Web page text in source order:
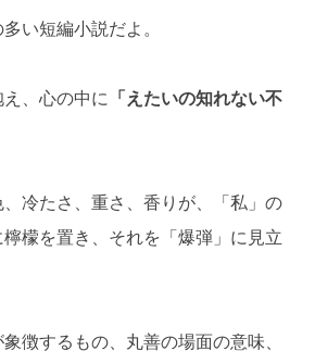
い短編小説だよ。
、心の中に
「えたいの知れない不
冷たさ、重さ、香りが、「私」の
檬を置き、それを「爆弾」に見立
徴するもの、丸善の場面の意味、